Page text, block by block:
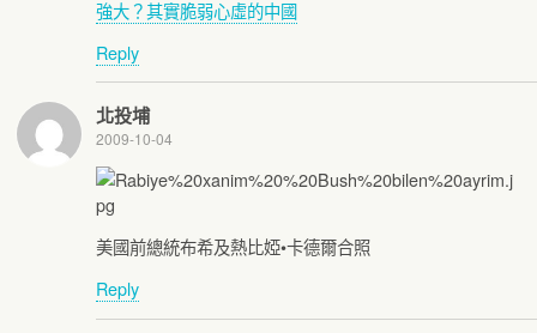
強大？其實脆弱心虛的中國
Reply
北投埔
2009-10-04
美國前總統布希及熱比婭•卡德爾合照
Reply